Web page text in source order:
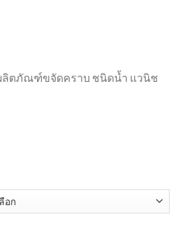
ผลิตภัณฑ์ขจัดคราบ ชนิดน้ำ แวนิช